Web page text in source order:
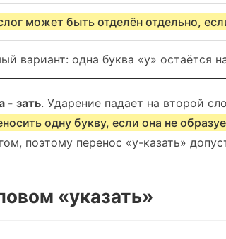
может быть отделён отдельно,
вариант: одна буква «у» остаётся
- зать. Ударение падает на второй
одну букву, если она не
поэтому перенос «у-казать»
«указать»